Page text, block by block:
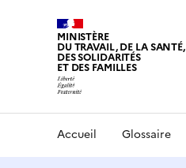
MINISTÈRE
DU TRAVAIL, DE LA SANTÉ,
DES SOLIDARITÉS
ET DES FAMILLES
Accueil Glossaire